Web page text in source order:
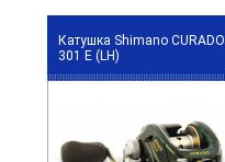
Катушка Shimano CURADO
301 E (LH)